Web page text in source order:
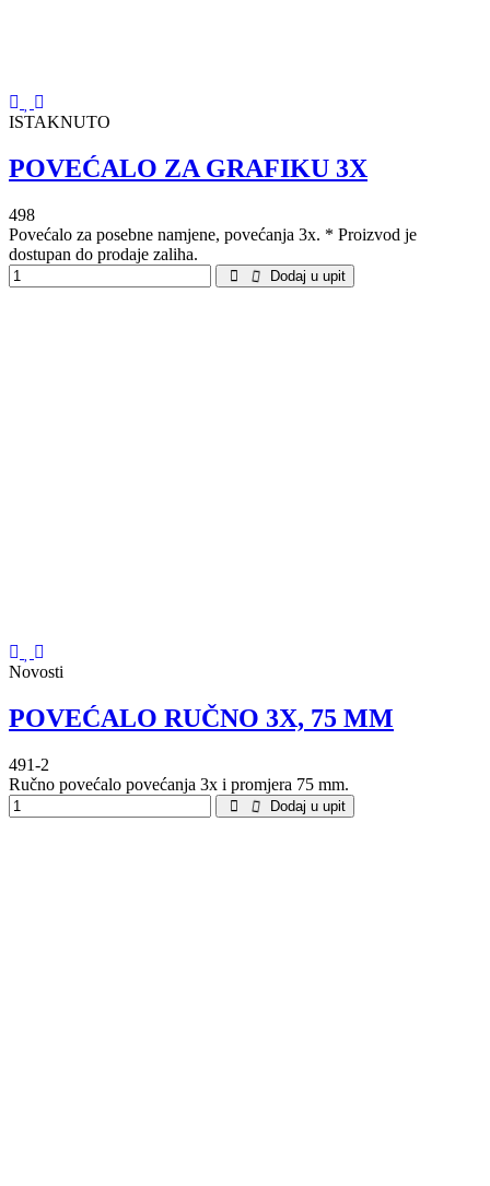
ISTAKNUTO
POVEĆALO ZA GRAFIKU 3X
498
Povećalo za posebne namjene, povećanja 3x. * Proizvod je
dostupan do prodaje zaliha.
Dodaj u upit
Novosti
POVEĆALO RUČNO 3X, 75 MM
491-2
Ručno povećalo povećanja 3x i promjera 75 mm.
Dodaj u upit